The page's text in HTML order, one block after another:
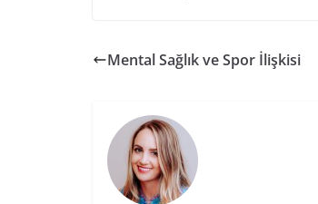
Mental Sağlık ve Spor İlişkisi